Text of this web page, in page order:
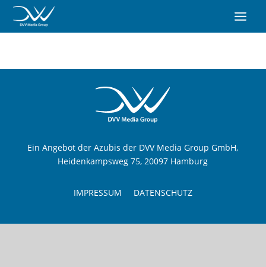
Ein Angebot der Azubis der DVV Media Group GmbH,
Heidenkampsweg 75, 20097 Hamburg
IMPRESSUM DATENSCHUTZ